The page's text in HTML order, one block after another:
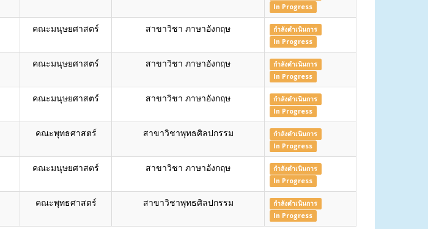
In Progress
คณะมนุษยศาสตร์ สาขาวิชา ภาษาอังกฤษ
กำลังดำเนินการ
In Progress
คณะมนุษยศาสตร์ สาขาวิชา ภาษาอังกฤษ
กำลังดำเนินการ
In Progress
คณะมนุษยศาสตร์ สาขาวิชา ภาษาอังกฤษ
กำลังดำเนินการ
In Progress
คณะพุทธศาสตร์ สาขาวิชาพุทธศิลปกรรม
กำลังดำเนินการ
In Progress
คณะมนุษยศาสตร์ สาขาวิชา ภาษาอังกฤษ
กำลังดำเนินการ
In Progress
คณะพุทธศาสตร์ สาขาวิชาพุทธศิลปกรรม
กำลังดำเนินการ
In Progress